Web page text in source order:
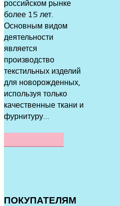
российском рынке
более 15 лет.
Основным видом
деятельности
является
производство
текстильных изделий
для новорожденных,
используя только
качественные ткани и
фурнитуру...
ПОКУПАТЕЛЯМ